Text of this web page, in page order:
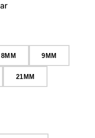
8MM 9MM
21MM